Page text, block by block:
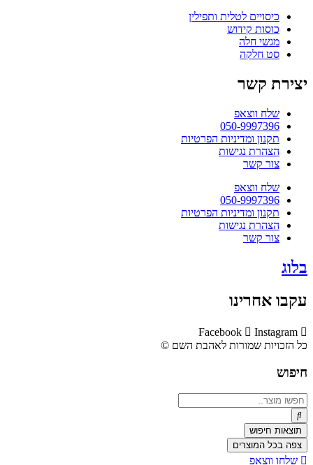
כיסויים לטלית ותפילין
כוסות קידוש
מגשי חלה
סט חלקה
יצירת קשר
שלח ווצאפ
050-9997396
תקנון ומדיניות הפרטיות
הצהרת נגישות
צור קשר
שלח ווצאפ
050-9997396
תקנון ומדיניות הפרטיות
הצהרת נגישות
צור קשר
בלוג
עקבו אחרינו
Facebook
Instagram
כל הזכויות שמורות לאהבת השם ©​
חיפוש
Search
...
תוצאות חיפוש
צפה בכל המוצרים
שלחו ווצאפ